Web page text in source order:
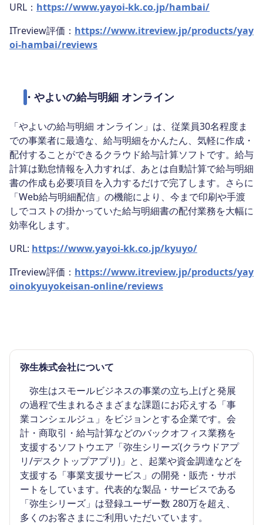
URL： https://www.yayoi-kk.co.jp/hambai/
ITreview評価： https://www.itreview.jp/products/yay
oi-hambai/reviews
・ やよいの給与明細 オンライン
「やよいの給与明細 オンライン」は、従業員30名程度ま
での事業者に最適な、給与明細をかんたん、気軽に作成・
配付することができるクラウド給与計算ソフトです。給与
計算は勤怠情報を入力すれば、あとは自動計算で給与明細
書の作成も必要項目を入力するだけで完了します。さらに
「Web給与明細配信」の機能により、今まで印刷や手渡
しでコストの掛かっていた給与明細書の配付業務を大幅に
効率化します。
URL: https://www.yayoi-kk.co.jp/kyuyo/
ITreview評価： https://www.itreview.jp/products/yay
oinokyuyokeisan-online/reviews
弥生株式会社について
弥生はスモールビジネスの事業の立ち上げと発展
の過程で生まれるさまざまな課題にお応えする「事
業コンシェルジュ」をビジョンとする企業です。会
計・商取引・給与計算などのバックオフィス業務を
支援するソフトウエア「弥生シリーズ(クラウドアプ
リ/デスクトップアプリ)」と、起業や資金調達などを
支援する「事業支援サービス」の開発・販売・サポ
ートをしています。代表的な製品・サービスである
「弥生シリーズ」は登録ユーザー数 280万を超え、
多くのお客さまにご利用いただいています。